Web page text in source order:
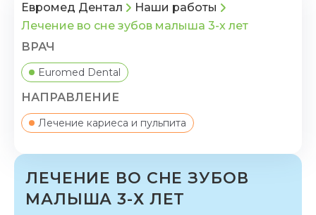
ЛЕЧЕНИЕ ВО СНЕ ЗУБОВ
МАЛЫША 3-Х ЛЕТ
Евромед Дентал
Наши работы
Лечение во сне зубов малыша 3-х лет
ВРАЧ
Euromed Dental
НАПРАВЛЕНИЕ
Лечение кариеса и пульпита